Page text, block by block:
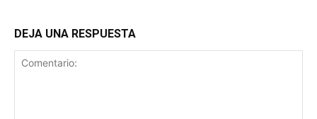
DEJA UNA RESPUESTA